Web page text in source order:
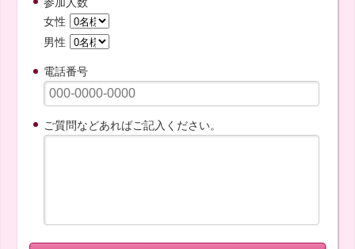
女性
男性
電話番号
ご質問などあればご記入ください。